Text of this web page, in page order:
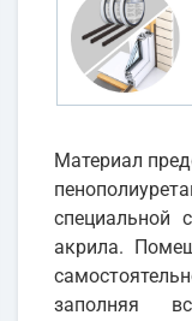
Материал
специальной
акрила.
заполняя